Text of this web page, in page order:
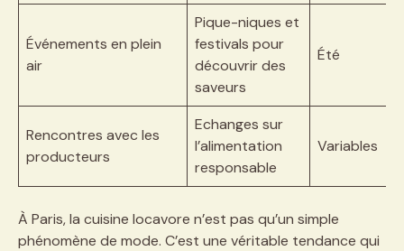
Événements en plein
air
Pique-niques et
festivals pour
découvrir des
saveurs
Été
Rencontres avec les
producteurs
Echanges sur
l’alimentation
responsable
Variables
À Paris, la cuisine locavore n’est pas qu’un simple
phénomène de mode. C’est une véritable tendance qui